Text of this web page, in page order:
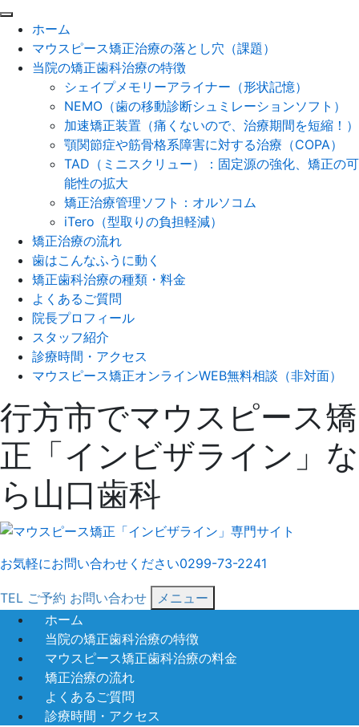
ホーム
マウスピース矯正治療の落とし穴（課題）
当院の矯正歯科治療の特徴
シェイプメモリーアライナー（形状記憶）
NEMO（歯の移動診断シュミレーションソフト）
加速矯正装置（痛くないので、治療期間を短縮！）
顎関節症や筋骨格系障害に対する治療（COPA）
TAD（ミニスクリュー）：固定源の強化、矯正の可
能性の拡大
矯正治療管理ソフト：オルソコム
iTero（型取りの負担軽減）
矯正治療の流れ
歯はこんなふうに動く
矯正歯科治療の種類・料金
よくあるご質問
院長プロフィール
スタッフ紹介
診療時間・アクセス
マウスピース矯正オンラインWEB無料相談（非対面）
行方市でマウスピース矯
正「インビザライン」な
ら山口歯科
お気軽にお問い合わせください0299-73-2241
TEL ご予約 お問い合わせ
メニュー
ホーム
当院の矯正歯科治療の特徴
マウスピース矯正歯科治療の料金
矯正治療の流れ
よくあるご質問
診療時間・アクセス